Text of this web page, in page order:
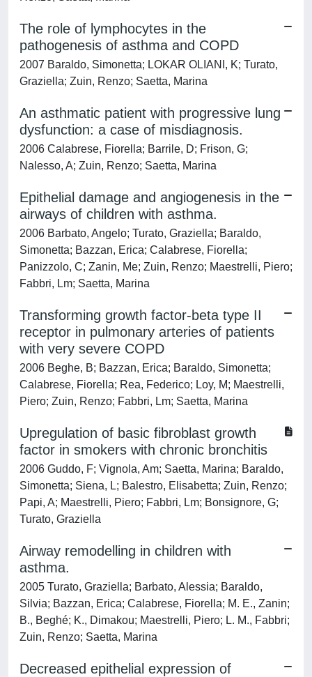
The role of lymphocytes in the
pathogenesis of asthma and COPD
2007 Baraldo, Simonetta; LOKAR OLIANI, K; Turato,
Graziella; Zuin, Renzo; Saetta, Marina
An asthmatic patient with progressive lung
dysfunction: a case of misdiagnosis.
2006 Calabrese, Fiorella; Barrile, D; Frison, G;
Nalesso, A; Zuin, Renzo; Saetta, Marina
Epithelial damage and angiogenesis in the
airways of children with asthma.
2006 Barbato, Angelo; Turato, Graziella; Baraldo,
Simonetta; Bazzan, Erica; Calabrese, Fiorella;
Panizzolo, C; Zanin, Me; Zuin, Renzo; Maestrelli, Piero;
Fabbri, Lm; Saetta, Marina
Transforming growth factor-beta type II
receptor in pulmonary arteries of patients
with very severe COPD
2006 Beghe, B; Bazzan, Erica; Baraldo, Simonetta;
Calabrese, Fiorella; Rea, Federico; Loy, M; Maestrelli,
Piero; Zuin, Renzo; Fabbri, Lm; Saetta, Marina
Upregulation of basic fibroblast growth
factor in smokers with chronic bronchitis
2006 Guddo, F; Vignola, Am; Saetta, Marina; Baraldo,
Simonetta; Siena, L; Balestro, Elisabetta; Zuin, Renzo;
Papi, A; Maestrelli, Piero; Fabbri, Lm; Bonsignore, G;
Turato, Graziella
Airway remodelling in children with
asthma.
2005 Turato, Graziella; Barbato, Alessia; Baraldo,
Silvia; Bazzan, Erica; Calabrese, Fiorella; M. E., Zanin;
B., Beghé; K., Dimakou; Maestrelli, Piero; L. M., Fabbri;
Zuin, Renzo; Saetta, Marina
Decreased epithelial expression of